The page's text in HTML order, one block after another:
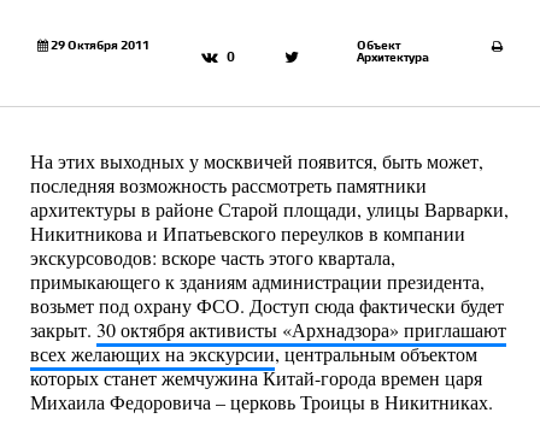
29 Октября 2011
0
Объект
Архитектура
На этих выходных у москвичей появится, быть может,
последняя возможность рассмотреть памятники
архитектуры в районе Старой площади, улицы Варварки,
Никитникова и Ипатьевского переулков в компании
экскурсоводов: вскоре часть этого квартала,
примыкающего к зданиям администрации президента,
возьмет под охрану ФСО. Доступ сюда фактически будет
закрыт. 30 октября активисты «Архнадзора» приглашают
всех желающих на экскурсии, центральным объектом
которых станет жемчужина Китай-города времен царя
Михаила Федоровича – церковь Троицы в Никитниках.